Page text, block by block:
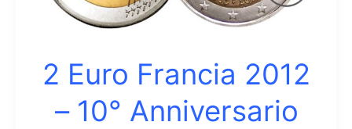
nascita
Pierre
2 Euro Francia 2012
– 10° Anniversario